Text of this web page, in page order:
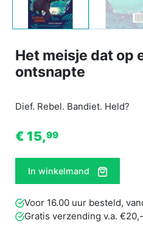
Het meisje dat op
ontsnapte
Dief. Rebel. Bandiet. Held?
€ 15,99
In winkelmand
Voor 16.00 uur besteld,
Gratis verzending v.a. €20,-